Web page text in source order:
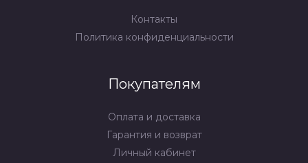
Контакты
Политика конфиденциальности
Покупателям
Оплата и доставка
Гарантия и возврат
Личный кабинет